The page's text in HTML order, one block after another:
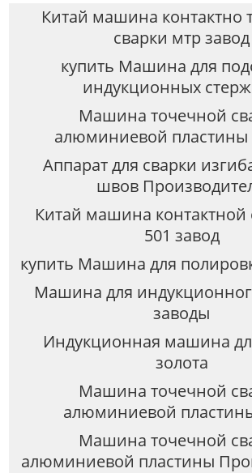
Китай машина контактно
сварки мтр завод
купить Машина для
индукционных
Машина точечной
алюминиевой пластины
Аппарат для сварки
швов
Китай машина контактной
501 завод
купить Машина для
Машина для
заводы
Индукционная машина
золота
Машина точечной
алюминиевой
Машина точечной
алюминиевой пластины